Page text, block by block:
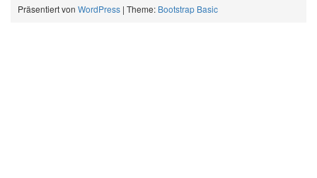
Präsentiert von WordPress | Theme: Bootstrap Basic